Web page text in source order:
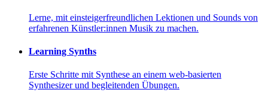
Lerne, mit einsteigerfreundlichen Lektionen und Sounds von
erfahrenen Künstler:innen Musik zu machen.
Learning Synths
Erste Schritte mit Synthese an einem web-basierten
Synthesizer und begleitenden Übungen.